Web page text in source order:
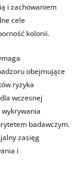
i zachowaniem
cele
kolonii.
obejmujące
ryzyka
wczesnej
badawczym.
zasięg
i